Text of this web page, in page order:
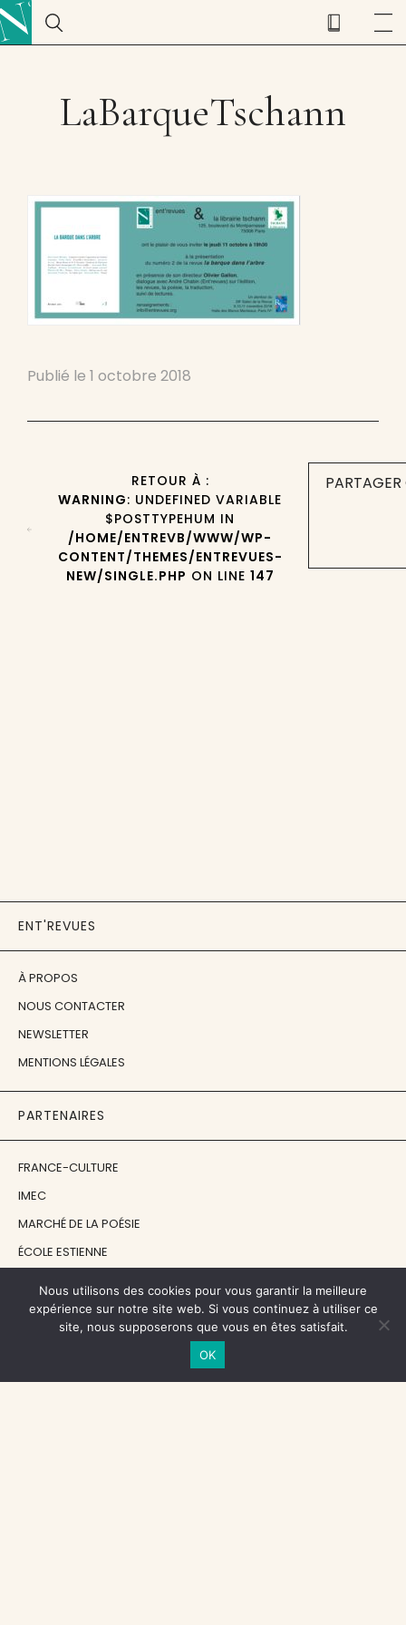
LaBarqueTschann
Publié le 1 octobre 2018
RETOUR À :
WARNING: UNDEFINED VARIABLE
$POSTTYPEHUM IN
/HOME/ENTREVB/WWW/WP-
CONTENT/THEMES/ENTREVUES-
NEW/SINGLE.PHP ON LINE 147
ENT'REVUES
À PROPOS
NOUS CONTACTER
NEWSLETTER
MENTIONS LÉGALES
PARTENAIRES
FRANCE-CULTURE
IMEC
MARCHÉ DE LA POÉSIE
ÉCOLE ESTIENNE
DIACRITIK
EN ATTENDANT NADEAU
Nous utilisons des cookies pour vous garantir la meilleure
expérience sur notre site web. Si vous continuez à utiliser ce
site, nous supposerons que vous en êtes satisfait.
OK